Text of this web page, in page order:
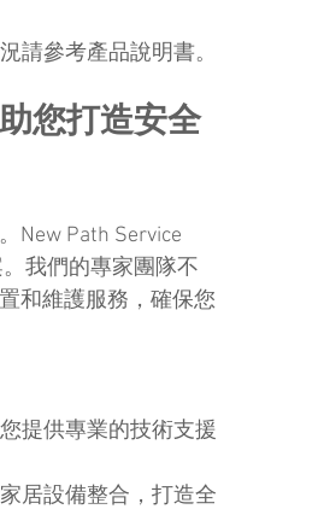
請參考產品說明書。
您打造安全
New Path Service
我們的專家團隊不
和維護服務，確保您
提供專業的技術支援
居設備整合，打造全